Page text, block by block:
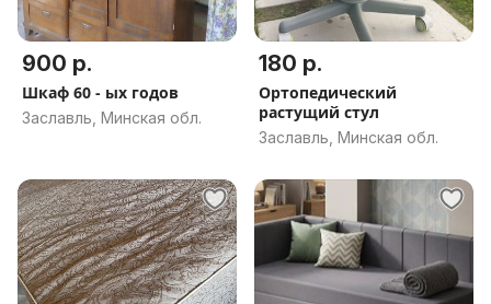
900 р.
Шкаф 60 - ых годов
Заславль, Минская обл.
180 р.
Ортопедический
растущий стул
Заславль, Минская обл.